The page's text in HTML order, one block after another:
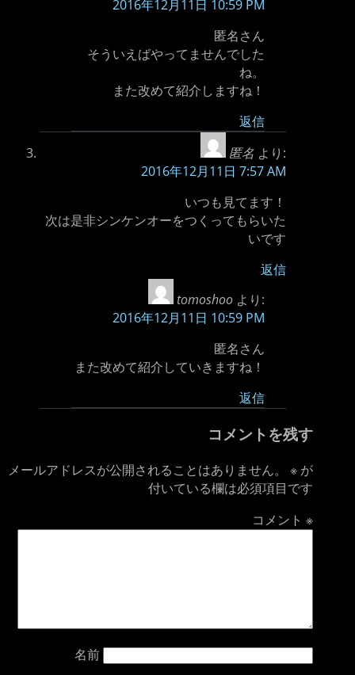
2016年12月11日 10:59 PM
匿名さん
そういえばやってませんでした
ね。
また改めて紹介しますね！
返信
匿名 より:
2016年12月11日 7:57 AM
いつも見てます！
次は是非シンケンオーをつくってもらいた
いです
返信
tomoshoo より:
2016年12月11日 10:59 PM
匿名さん
また改めて紹介していきますね！
返信
コメントを残す
メールアドレスが公開されることはありません。 ※ が
付いている欄は必須項目です
コメント※
名前